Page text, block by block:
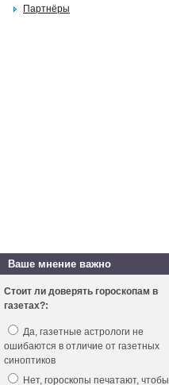
Партнёры
Ваше мнение важно
Стоит ли доверять гороскопам в
газетах?:
Да, газетные астрологи не
ошибаются в отличие от газетных
синоптиков
Нет, гороскопы печатают, чтобы